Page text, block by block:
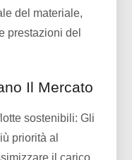
del materiale,
prestazioni del
Il Mercato
sostenibili: Gli
priorità al
il carico